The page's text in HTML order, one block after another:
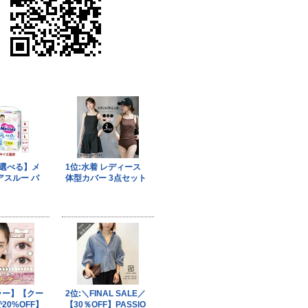
はマジメに受け取らないで